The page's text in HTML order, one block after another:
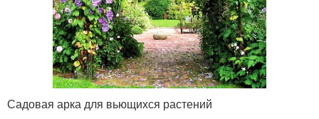
Садовая арка для вьющихся растений